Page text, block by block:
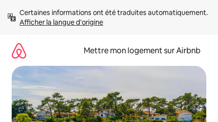
directement
Afficher la langue d'origine
Mettre mon logement sur Airbnb